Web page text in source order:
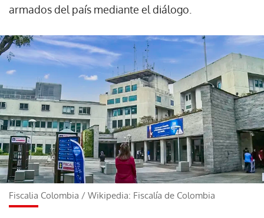
armados del país mediante el diálogo.
Fiscalia Colombia / Wikipedia: Fiscalía de Colombia